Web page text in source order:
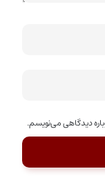
دیدگاهی می‌نویسم.